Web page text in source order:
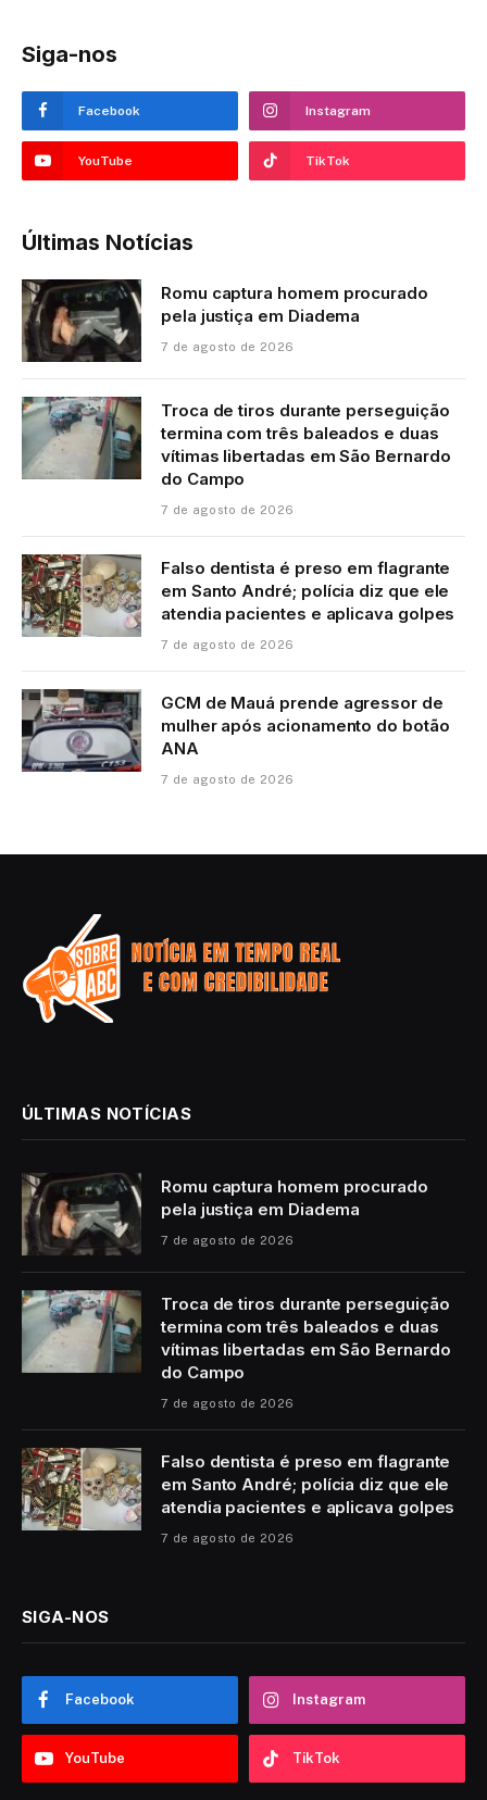
Siga-nos
Facebook Instagram
YouTube TikTok
Últimas Notícias
Romu captura homem procurado
pela justiça em Diadema
7 de agosto de 2026
Troca de tiros durante perseguição
termina com três baleados e duas
vítimas libertadas em São Bernardo
do Campo
7 de agosto de 2026
Falso dentista é preso em flagrante
em Santo André; polícia diz que ele
atendia pacientes e aplicava golpes
7 de agosto de 2026
GCM de Mauá prende agressor de
mulher após acionamento do botão
ANA
7 de agosto de 2026
ÚLTIMAS NOTÍCIAS
Romu captura homem procurado
pela justiça em Diadema
7 de agosto de 2026
Troca de tiros durante perseguição
termina com três baleados e duas
vítimas libertadas em São Bernardo
do Campo
7 de agosto de 2026
Falso dentista é preso em flagrante
em Santo André; polícia diz que ele
atendia pacientes e aplicava golpes
7 de agosto de 2026
SIGA-NOS
Facebook Instagram
YouTube TikTok